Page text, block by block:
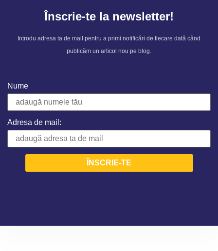
Înscrie-te la newsletter!
Introdu adresa ta de mail pentru a primi notificări de fiecare dată când
publicăm un articol nou pe blog.
Nume
Adresa de mail: